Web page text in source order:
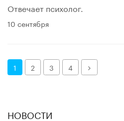
Отвечает психолог.
10 сентября
1 2 3 4 Далее
НОВОСТИ